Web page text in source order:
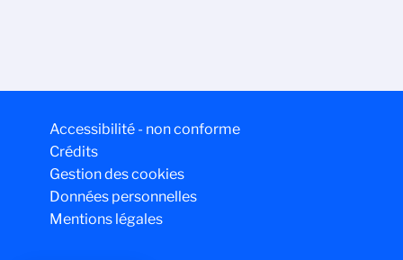
Accessibilité - non conforme
Crédits
Gestion des cookies
Données personnelles
Mentions légales